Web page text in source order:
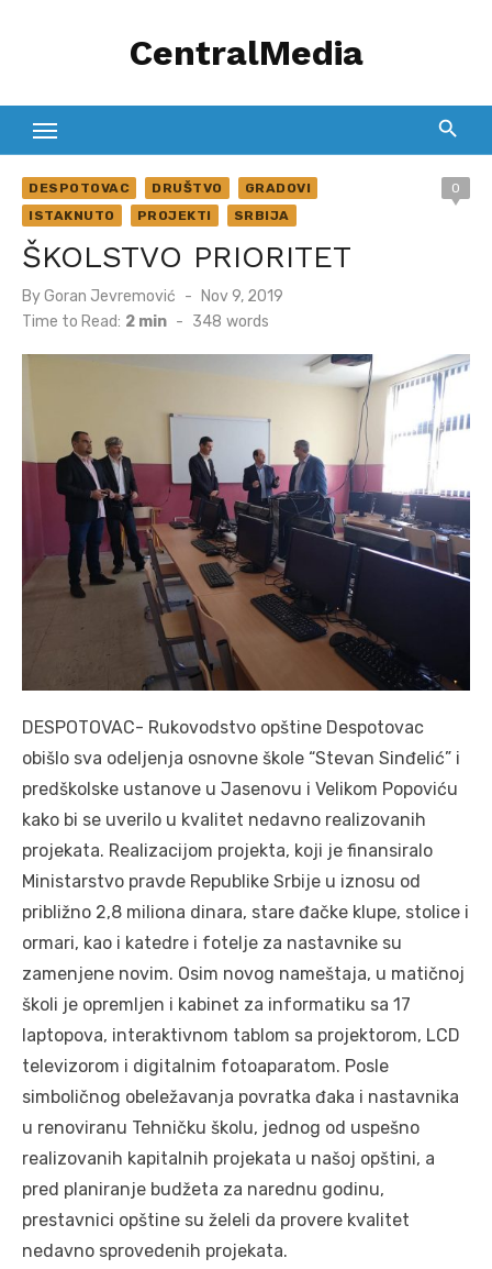
CentralMedia
DESPOTOVAC DRUŠTVO
GRADOVI
ISTAKNUTO
PROJEKTI SRBIJA
0
ŠKOLSTVO PRIORITET
ByGoran Jevremović
Posted
on
Nov 9, 2019
Time to Read: 2 min - 348 words
DESPOTOVAC- Rukovodstvo opštine Despotovac
obišlo sva odeljenja osnovne škole “Stevan Sinđelić” i
predškolske ustanove u Jasenovu i Velikom Popoviću
kako bi se uverilo u kvalitet nedavno realizovanih
projekata. Realizacijom projekta, koji je finansiralo
Ministarstvo pravde Republike Srbije u iznosu od
približno 2,8 miliona dinara, stare đačke klupe, stolice i
ormari, kao i katedre i fotelje za nastavnike su
zamenjene novim. Osim novog nameštaja, u matičnoj
školi je opremljen i kabinet za informatiku sa 17
laptopova, interaktivnom tablom sa projektorom, LCD
televizorom i digitalnim fotoaparatom. Posle
simboličnog obeležavanja povratka đaka i nastavnika
u renoviranu Tehničku školu, jednog od uspešno
realizovanih kapitalnih projekata u našoj opštini, a
pred planiranje budžeta za narednu godinu,
prestavnici opštine su želeli da provere kvalitet
nedavno sprovedenih projekata.